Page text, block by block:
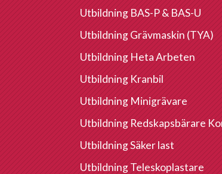
Utbildning BAS-P & BAS-U
Utbildning Grävmaskin (TYA)
Utbildning Heta Arbeten
Utbildning Kranbil
Utbildning Minigrävare
Utbildning Redskapsbärare
Utbildning Säker last
Utbildning Teleskoplastare